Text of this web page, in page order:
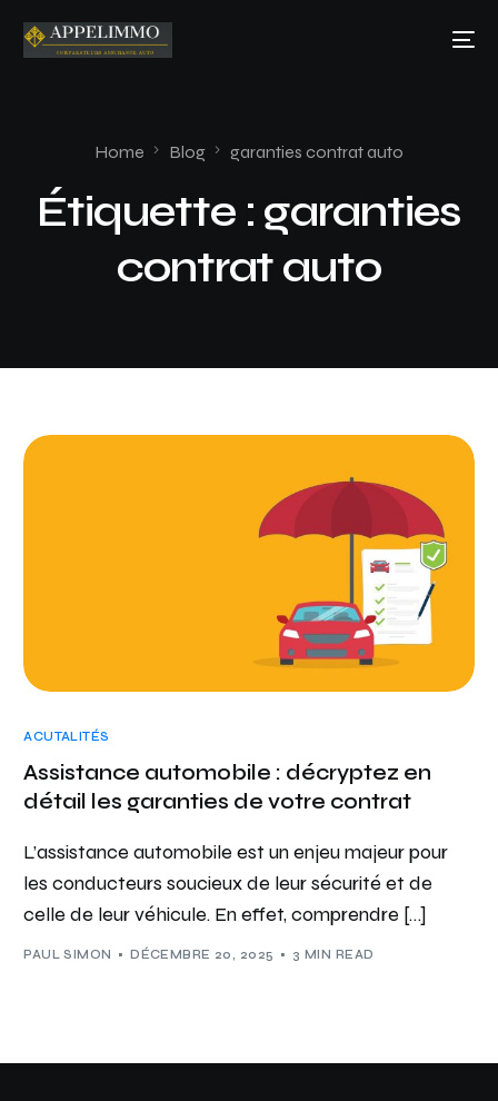
Home Blog garanties contrat auto
Étiquette : garanties
contrat auto
ACUTALITÉS
Assistance automobile : décryptez en
détail les garanties de votre contrat
L’assistance automobile est un enjeu majeur pour
les conducteurs soucieux de leur sécurité et de
celle de leur véhicule. En effet, comprendre […]
PAUL SIMON DÉCEMBRE 20, 2025 3 MIN READ